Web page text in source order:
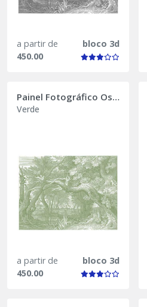
a partir de
450.00
bloco 3d
Painel Fotográfico Oslo
Verde
a partir de
450.00
bloco 3d